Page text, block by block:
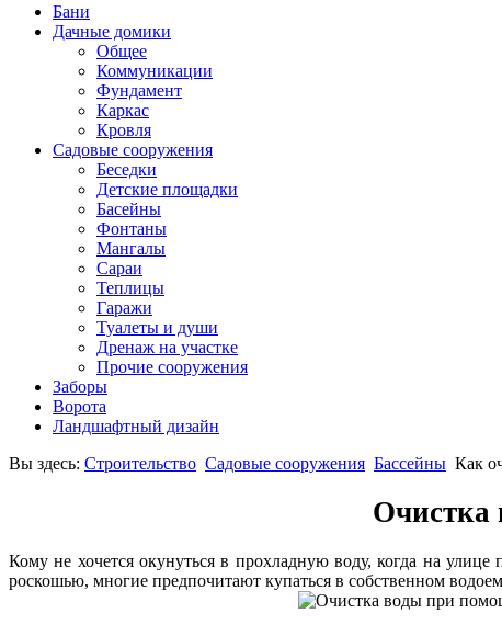
Бани
Дачные домики
Общее
Коммуникации
Фундамент
Каркас
Кровля
Садовые сооружения
Беседки
Детские площадки
Басейны
Фонтаны
Мангалы
Сараи
Теплицы
Гаражи
Туалеты и души
Дренаж на участке
Прочие сооружения
Заборы
Ворота
Ландшафтный дизайн
Вы здесь: Строительство Садовые сооружения Бассейны Как
Очистка
Кому не хочется окунуться в прохладную воду, когда на
роскошью, многие предпочитают купаться в собственном